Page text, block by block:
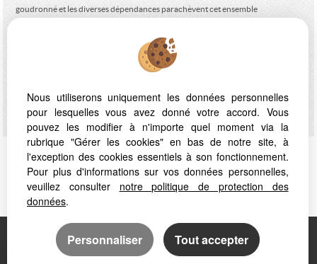
goudronné et les diverses dépendances parachèvent cet ensemble
Alliance subtile de modernité et de douceur de vivre, cette propriété offre un
cadre de vie privilégié, à la fois intime et proche des commodités, à seulement
Les informations sur les risques auxquels ce bien est exposé sont disponibles
Géorisques
Proposé par LA PLACE Immobilier , votre agence à
MONTASTRUC LA CONSEILLERE !
Mentions légales
Accès Propriétaire
Nous utiliserons uniquement les données personnelles
pour lesquelles vous avez donné votre accord. Vous
pouvez les modifier à n'importe quel moment via la
rubrique "Gérer les cookies" en bas de notre site, à
l'exception des cookies essentiels à son fonctionnement.
Pour plus d'informations sur vos données personnelles,
veuillez consulter notre politique de protection des
données.
Personnaliser Tout accepter